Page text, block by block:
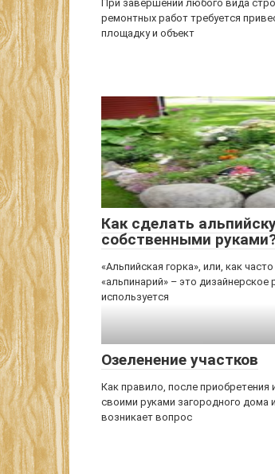
При завершении любого вида
ремонтных работ требуется
площадку и объект
Как сделать
собственными
«Альпийская горка», или, как
«альпинарий» – это
используется
Озеленение участков
Как правило, после приобретения
своими руками загородного дома
возникает вопрос